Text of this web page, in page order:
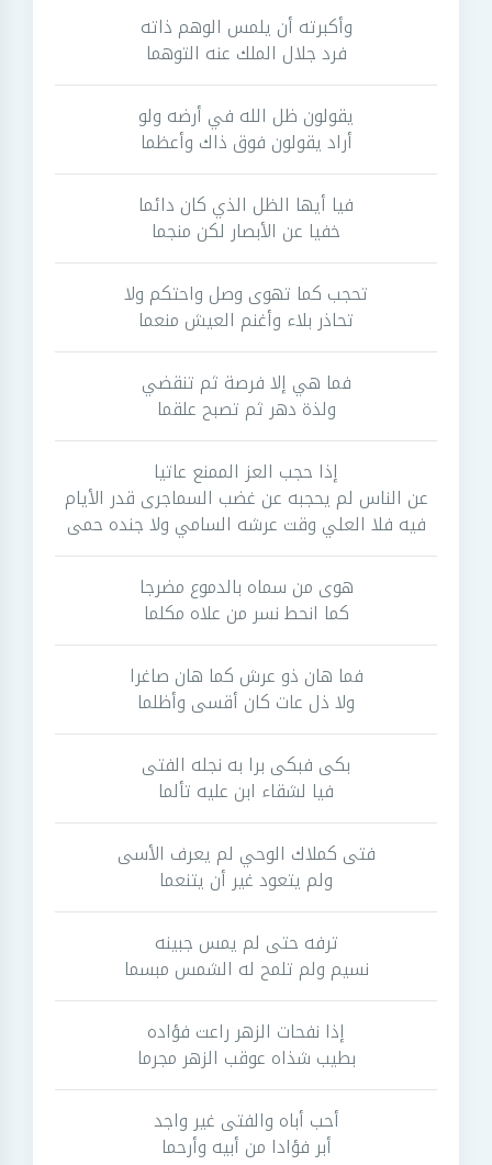
وأكبرته أن يلمس الوهم ذاته
فرد جلال الملك عنه التوهما
يقولون ظل الله في أرضه ولو
أراد يقولون فوق ذاك وأعظما
فيا أيها الظل الذي كان دائما
خفيا عن الأبصار لكن منجما
تحجب كما تهوى وصل واحتكم ولا
تحاذر بلاء وأغنم العيش منعما
فما هي إلا فرصة ثم تنقضي
ولذة دهر ثم تصبح علقما
إذا حجب العز الممنع عاتيا
عن الناس لم يحجبه عن غضب السماجرى قدر الأيام
فيه فلا العلي وقت عرشه السامي ولا جنده حمى
هوى من سماه بالدموع مضرجا
كما انحط نسر من علاه مكلما
فما هان ذو عرش كما هان صاغرا
ولا ذل عات كان أقسى وأظلما
بكى فبكى برا به نجله الفتى
فيا لشقاء ابن عليه تألما
فتى كملاك الوحي لم يعرف الأسى
ولم يتعود غير أن يتنعما
ترفه حتى لم يمس جبينه
نسيم ولم تلمح له الشمس مبسما
إذا نفحات الزهر راعت فؤاده
بطيب شذاه عوقب الزهر مجرما
أحب أباه والفتى غير واجد
أبر فؤادا من أبيه وأرحما